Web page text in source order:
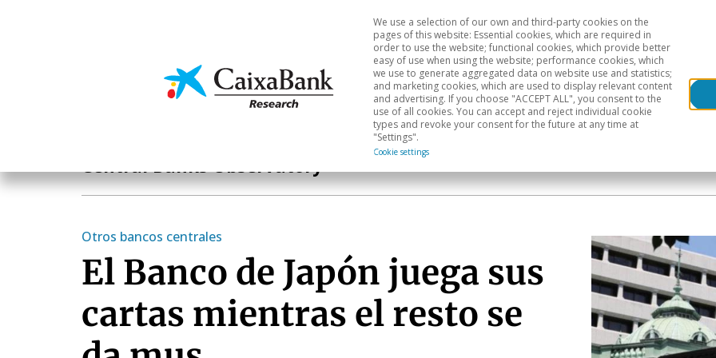
Economics & Markets Sectoral analysis Geographical areas
We use a selection of our own and third-party cookies on the
pages of this website: Essential cookies, which are required in
order to use the website; functional cookies, which provide better
easy of use when using the website; performance cookies, which
we use to generate aggregated data on website use and statistics;
and marketing cookies, which are used to display relevant content
and advertising. If you choose "ACCEPT ALL", you consent to the
use of all cookies. You can accept and reject individual cookie
types and revoke your consent for the future at any time at
"Settings".
Cookie settings
Central Banks Observatory
Otros bancos centrales
El Banco de Japón juega sus
cartas mientras el resto se